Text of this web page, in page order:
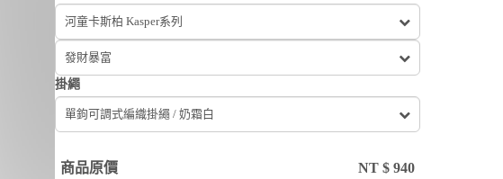
河童卡斯柏 Kasper系列
發財暴富
掛繩
單鉤可調式編織掛繩 / 奶霜白
商品原價 NT $ 940